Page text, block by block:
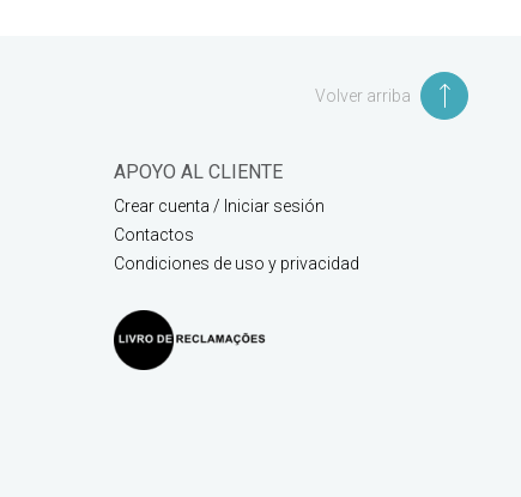
Volver arriba
APOYO AL CLIENTE
Crear cuenta / Iniciar sesión
Contactos
Condiciones de uso y privacidad